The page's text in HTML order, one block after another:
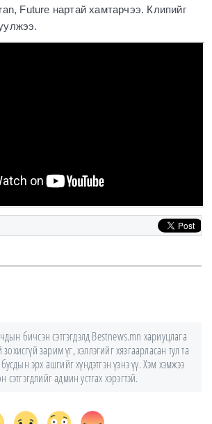
Future нартай хамтарчээ. Клипийг
бичсэн сэтгэгдэлд Bestnews.mn хариуцлага
зарим үг, хэллэгийг хязгаарласан тул та
эрх ашгийг хүндэтгэн үзнэ үү. Хэм хэмжээ
сэтгэгдлийг админ устгах хэрэгтэй.